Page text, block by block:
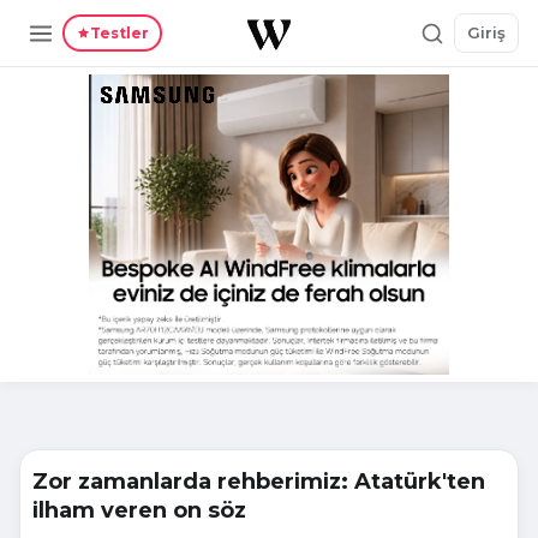
Testler Giriş
Zor zamanlarda rehberimiz: Atatürk'ten
ilham veren on söz